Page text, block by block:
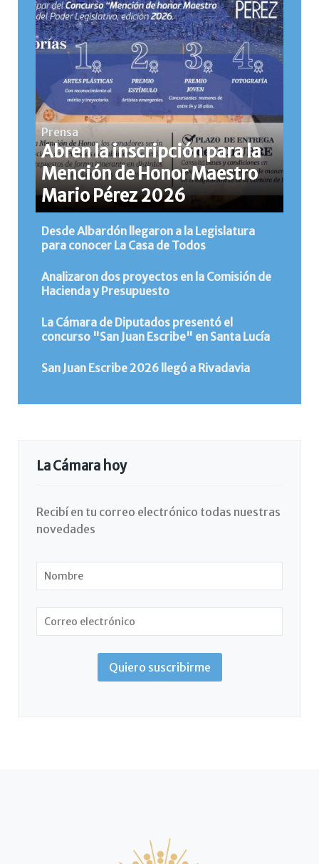
Prensa
Abren la inscripción para la
Mención de Honor Maestro
Mario Pérez 2026
Desde Albardón llegaron a la Legislatura
para conocer La Casa de Todos
Analizaron dos proyectos en la Comisión de
Hacienda y Presupuesto
La Cámara de Diputados presentó el
concurso "San Juan Escribe" en Santa Lucía
San Juan Escribe 2026 llegó a Rivadavia
La Cámara hoy
Recibí en tu correo electrónico todas nuestras
novedades